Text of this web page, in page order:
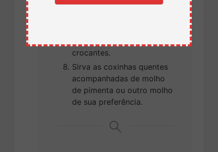
spray.
crocantes.
Sirva as coxinhas quentes
acompanhadas de molho
de pimenta ou outro molho
de sua preferência.